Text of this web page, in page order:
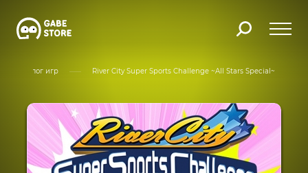
Каталог игр River City Super Sports Challenge ~All Stars Special~